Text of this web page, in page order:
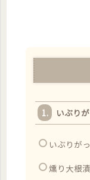
いぶり
いぶりが
燻り大根